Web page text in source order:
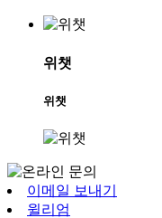
위챗
위챗
이메일 보내기
윌리엄